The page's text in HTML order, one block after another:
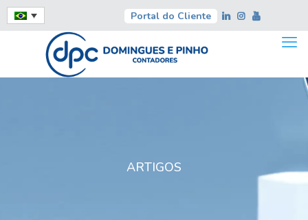
Portal do Cliente
ARTIGOS